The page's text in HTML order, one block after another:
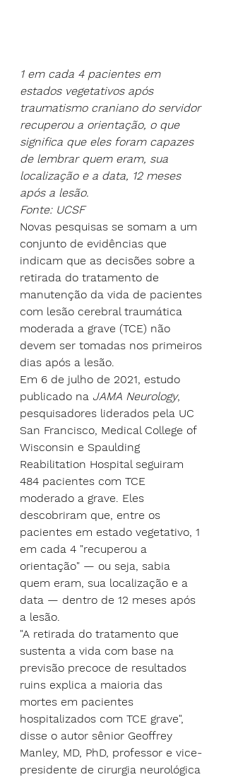
1 em cada 4 pacientes em
estados vegetativos após
traumatismo craniano do servidor
recuperou a orientação, o que
significa que eles foram capazes
de lembrar quem eram, sua
localização e a data, 12 meses
após a lesão.
Fonte: UCSF
Novas pesquisas se somam a um
conjunto de evidências que
indicam que as decisões sobre a
retirada do tratamento de
manutenção da vida de pacientes
com lesão cerebral traumática
moderada a grave (TCE) não
devem ser tomadas nos primeiros
dias após a lesão.
Em 6 de julho de 2021, estudo
publicado na JAMA Neurology,
pesquisadores liderados pela UC
San Francisco, Medical College of
Wisconsin e Spaulding
Reabilitation Hospital seguiram
484 pacientes com TCE
moderado a grave. Eles
descobriram que, entre os
pacientes em estado vegetativo, 1
em cada 4 "recuperou a
orientação" — ou seja, sabia
quem eram, sua localização e a
data — dentro de 12 meses após
a lesão.
"A retirada do tratamento que
sustenta a vida com base na
previsão precoce de resultados
ruins explica a maioria das
mortes em pacientes
hospitalizados com TCE grave",
disse o autor sênior Geoffrey
Manley, MD, PhD, professor e vice-
presidente de cirurgia neurológica